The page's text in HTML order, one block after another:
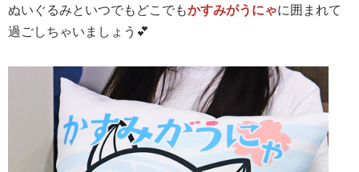
ぬいぐるみといつでもどこでもかすみがうにゃに囲まれて
過ごしちゃいましょう💕